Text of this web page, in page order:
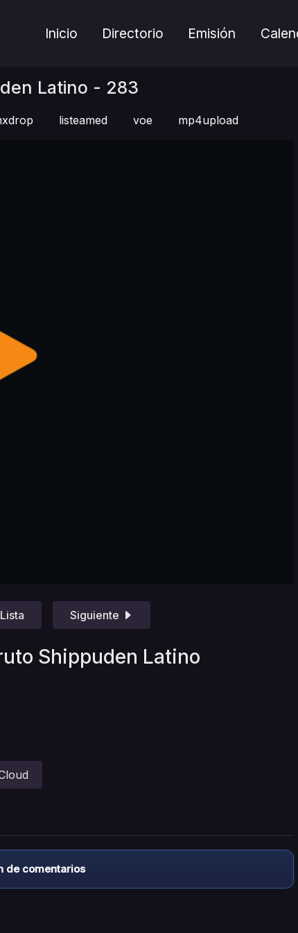
Inicio Directorio Emisión
Latino - 283
listeamed voe mp4upload
Lista Siguiente
Shippuden Latino
de comentarios